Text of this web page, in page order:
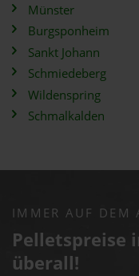
Münster
Burgsponheim
Sankt Johann
Schmiedeberg
Wildenspring
Schmalkalden
IMMER AUF DEM
Pelletspreise
überall!